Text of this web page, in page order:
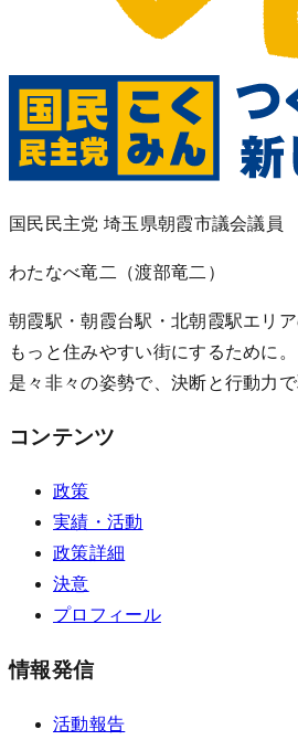
国民民主党 埼玉県朝霞市議会議員
わたなべ竜二 （渡部竜二）
朝霞駅・朝霞台駅・北朝霞駅エリ
もっと住みやすい街にするために。
是々非々の姿勢で、決断と行動力で
コンテンツ
政策
実績・活動
政策詳細
決意
プロフィール
情報発信
活動報告